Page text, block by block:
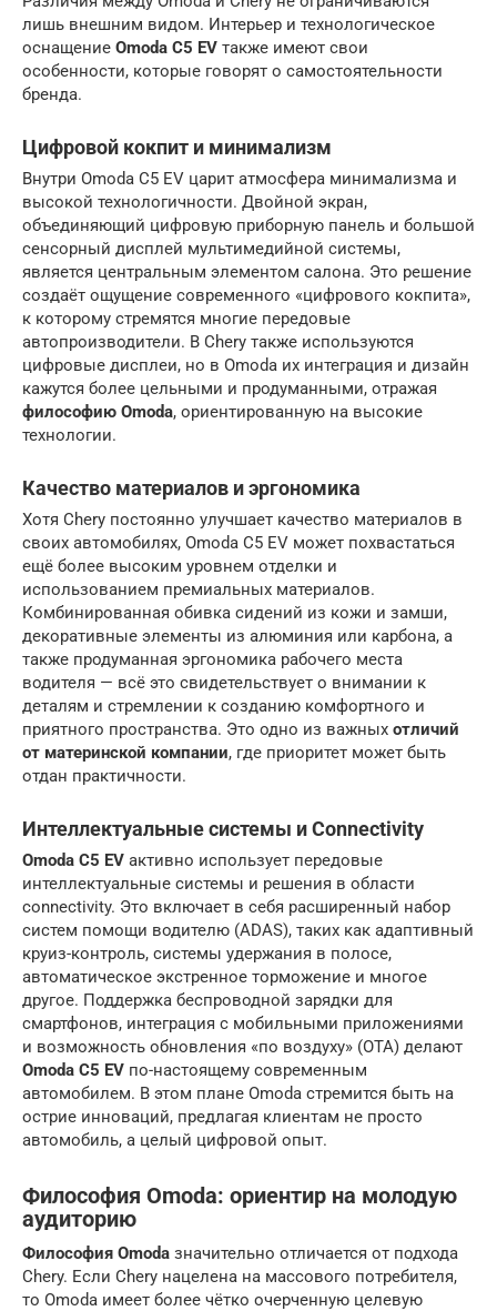
лишь внешним видом. Интерьер и технологическое
оснащение Omoda C5 EV также имеют свои
особенности, которые говорят о самостоятельности
бренда.
Цифровой кокпит и минимализм
Внутри Omoda C5 EV царит атмосфера минимализма и
высокой технологичности. Двойной экран,
объединяющий цифровую приборную панель и большой
сенсорный дисплей мультимедийной системы,
является центральным элементом салона. Это решение
создаёт ощущение современного «цифрового кокпита»,
к которому стремятся многие передовые
автопроизводители. В Chery также используются
цифровые дисплеи, но в Omoda их интеграция и дизайн
кажутся более цельными и продуманными, отражая
философию Omoda, ориентированную на высокие
технологии.
Качество материалов и эргономика
Хотя Chery постоянно улучшает качество материалов в
своих автомобилях, Omoda C5 EV может похвастаться
ещё более высоким уровнем отделки и
использованием премиальных материалов.
Комбинированная обивка сидений из кожи и замши,
декоративные элементы из алюминия или карбона, а
также продуманная эргономика рабочего места
водителя — всё это свидетельствует о внимании к
деталям и стремлении к созданию комфортного и
приятного пространства. Это одно из важных отличий
от материнской компании, где приоритет может быть
отдан практичности.
Интеллектуальные системы и Connectivity
Omoda C5 EV активно использует передовые
интеллектуальные системы и решения в области
connectivity. Это включает в себя расширенный набор
систем помощи водителю (ADAS), таких как адаптивный
круиз-контроль, системы удержания в полосе,
автоматическое экстренное торможение и многое
другое. Поддержка беспроводной зарядки для
смартфонов, интеграция с мобильными приложениями
и возможность обновления «по воздуху» (OTA) делают
Omoda C5 EV по-настоящему современным
автомобилем. В этом плане Omoda стремится быть на
острие инноваций, предлагая клиентам не просто
автомобиль, а целый цифровой опыт.
Философия Omoda: ориентир на молодую
аудиторию
Философия Omoda значительно отличается от подхода
Chery. Если Chery нацелена на массового потребителя,
то Omoda имеет более чётко очерченную целевую